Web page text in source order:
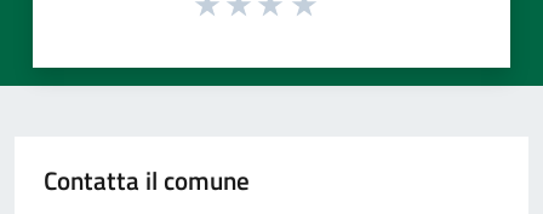
Contatta il comune